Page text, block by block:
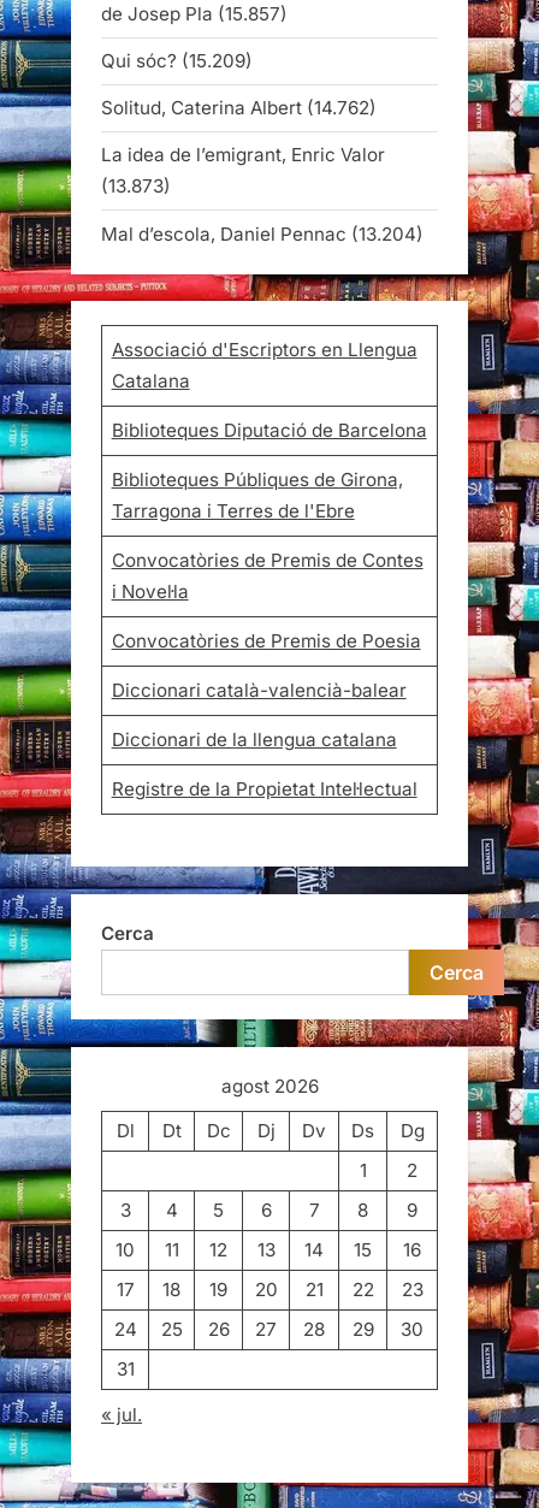
de Josep Pla (15.857)
Qui sóc? (15.209)
Solitud, Caterina Albert (14.762)
La idea de l’emigrant, Enric Valor
(13.873)
Mal d’escola, Daniel Pennac (13.204)
Associació d'Escriptors en Llengua
Catalana
Biblioteques Diputació de Barcelona
Biblioteques Públiques de Girona,
Tarragona i Terres de l'Ebre
Convocatòries de Premis de Contes
i Novel·la
Convocatòries de Premis de Poesia
Diccionari català-valencià-balear
Diccionari de la llengua catalana
Registre de la Propietat Intel·lectual
Cerca
Cerca
agost 2026
Dl
Dt Dc Dj Dv Ds
Dg
1
2
3
4 5 6 7 8
9
10
11 12 13 14 15
16
17
18 19 20 21 22
23
24
25 26 27 28 29
30
31
« jul.